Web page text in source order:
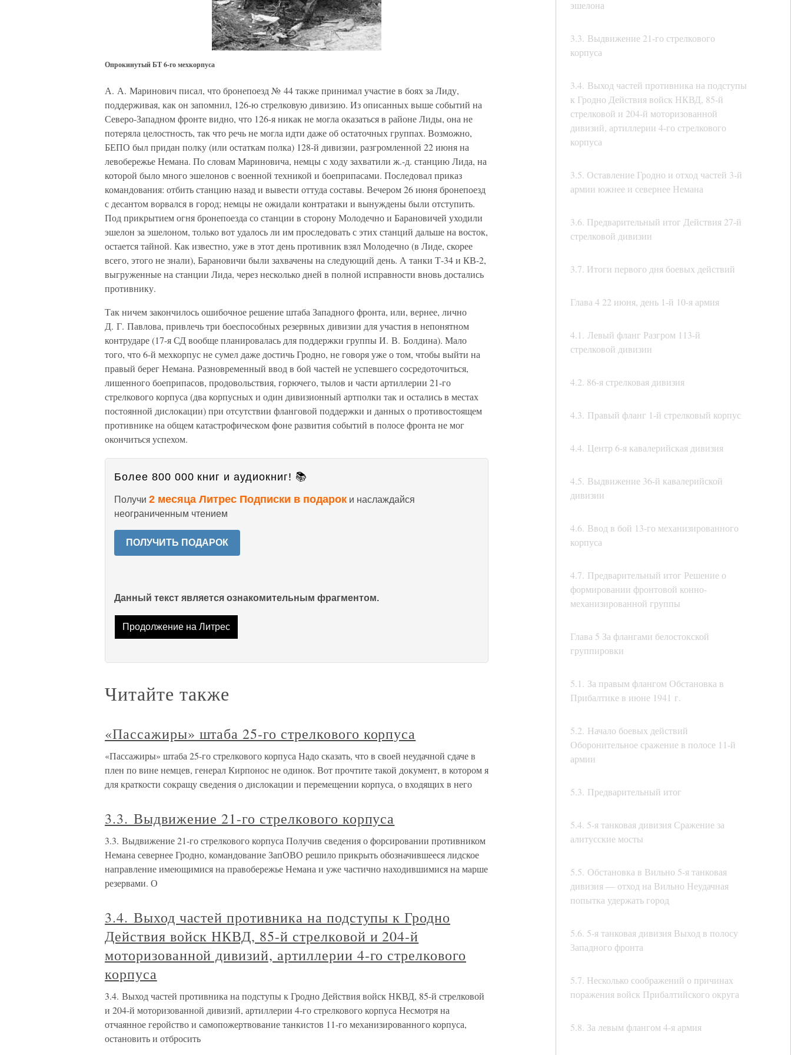
эшелона
3.3. Выдвижение 21-го стрелкового
корпуса
3.4. Выход частей противника на подступы
к Гродно Действия войск НКВД, 85-й
стрелковой и 204-й моторизованной
дивизий, артиллерии 4-го стрелкового
корпуса
3.5. Оставление Гродно и отход частей 3-й
армии южнее и севернее Немана
3.6. Предварительный итог Действия 27-й
стрелковой дивизии
3.7. Итоги первого дня боевых действий
Глава 4 22 июня, день 1-й 10-я армия
4.1. Левый фланг Разгром 113-й
стрелковой дивизии
4.2. 86-я стрелковая дивизия
4.3. Правый фланг 1-й стрелковый корпус
4.4. Центр 6-я кавалерийская дивизия
4.5. Выдвижение 36-й кавалерийской
дивизии
4.6. Ввод в бой 13-го механизированного
корпуса
4.7. Предварительный итог Решение о
формировании фронтовой конно-
механизированной группы
Глава 5 За флангами белостокской
группировки
5.1. За правым флангом Обстановка в
Прибалтике в июне 1941 г.
5.2. Начало боевых действий
Оборонительное сражение в полосе 11-й
армии
5.3. Предварительный итог
5.4. 5-я танковая дивизия Сражение за
алитусские мосты
5.5. Обстановка в Вильно 5-я танковая
дивизия — отход на Вильно Неудачная
попытка удержать город
5.6. 5-я танковая дивизия Выход в полосу
Западного фронта
5.7. Несколько соображений о причинах
поражения войск Прибалтийского округа
5.8. За левым флангом 4-я армия
Опрокинутый БТ 6-го мехкорпуса
А. А. Маринович писал, что бронепоезд № 44 также принимал участие в боях за Лиду,
поддерживая, как он запомнил, 126-ю стрелковую дивизию. Из описанных выше событий на
Северо-Западном фронте видно, что 126-я никак не могла оказаться в районе Лиды, она не
потеряла целостность, так что речь не могла идти даже об остаточных группах. Возможно,
БЕПО был придан полку (или остаткам полка) 128-й дивизии, разгромленной 22 июня на
левобережье Немана. По словам Мариновича, немцы с ходу захватили ж.-д. станцию Лида, на
которой было много эшелонов с военной техникой и боеприпасами. Последовал приказ
командования: отбить станцию назад и вывести оттуда составы. Вечером 26 июня бронепоезд
с десантом ворвался в город; немцы не ожидали контратаки и вынуждены были отступить.
Под прикрытием огня бронепоезда со станции в сторону Молодечно и Барановичей уходили
эшелон за эшелоном, только вот удалось ли им проследовать с этих станций дальше на восток,
остается тайной. Как известно, уже в этот день противник взял Молодечно (в Лиде, скорее
всего, этого не знали), Барановичи были захвачены на следующий день. А танки Т-34 и КВ-2,
выгруженные на станции Лида, через несколько дней в полной исправности вновь достались
противнику.
Так ничем закончилось ошибочное решение штаба Западного фронта, или, вернее, лично
Д. Г. Павлова, привлечь три боеспособных резервных дивизии для участия в непонятном
контрударе (17-я СД вообще планировалась для поддержки группы И. В. Болдина). Мало
того, что 6-й мехкорпус не сумел даже достичь Гродно, не говоря уже о том, чтобы выйти на
правый берег Немана. Разновременный ввод в бой частей не успевшего сосредоточиться,
лишенного боеприпасов, продовольствия, горючего, тылов и части артиллерии 21-го
стрелкового корпуса (два корпусных и один дивизионный артполки так и остались в местах
постоянной дислокации) при отсутствии фланговой поддержки и данных о противостоящем
противнике на общем катастрофическом фоне развития событий в полосе фронта не мог
окончиться успехом.
Более 800 000 книг и аудиокниг! 📚
Получи 2 месяца Литрес Подписки в подарок и наслаждайся
неограниченным чтением
ПОЛУЧИТЬ ПОДАРОК
Данный текст является ознакомительным фрагментом.
Продолжение на Литрес
Читайте также
«Пассажиры» штаба 25-го стрелкового корпуса
«Пассажиры» штаба 25-го стрелкового корпуса Надо сказать, что в своей неудачной сдаче в
плен по вине немцев, генерал Кирпонос не одинок. Вот прочтите такой документ, в котором я
для краткости сокращу сведения о дислокации и перемещении корпуса, о входящих в него
3.3. Выдвижение 21-го стрелкового корпуса
3.3. Выдвижение 21-го стрелкового корпуса Получив сведения о форсировании противником
Немана севернее Гродно, командование ЗапОВО решило прикрыть обозначившееся лидское
направление имеющимися на правобережье Немана и уже частично находившимися на марше
резервами. О
3.4. Выход частей противника на подступы к Гродно
Действия войск НКВД, 85-й стрелковой и 204-й
моторизованной дивизий, артиллерии 4-го стрелкового
корпуса
3.4. Выход частей противника на подступы к Гродно Действия войск НКВД, 85-й стрелковой
и 204-й моторизованной дивизий, артиллерии 4-го стрелкового корпуса Несмотря на
отчаянное геройство и самопожертвование танкистов 11-го механизированного корпуса,
остановить и отбросить